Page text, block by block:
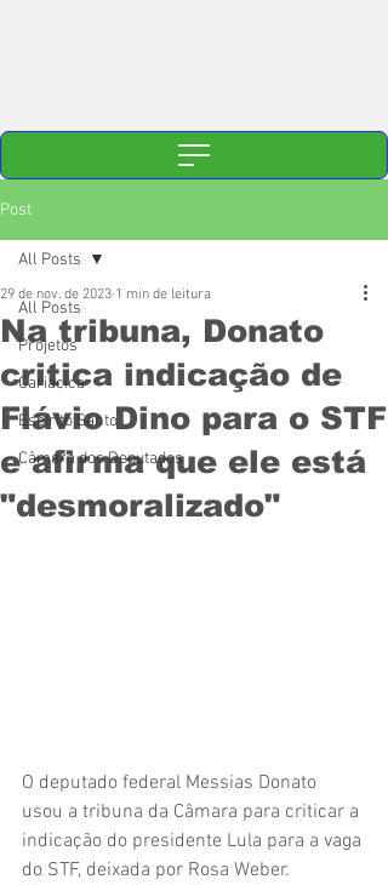
Post
All Posts
Projetos
Cariacica
Espírito Santo
Câmara dos Deputados
All Posts
Na tribuna, Donato
critica indicação de
Flávio Dino para o STF
e afirma que ele está
"desmoralizado"
29 de nov. de 2023 1 min de leitura
O deputado federal Messias Donato
usou a tribuna da Câmara para criticar a
indicação do presidente Lula para a vaga
do STF, deixada por Rosa Weber.